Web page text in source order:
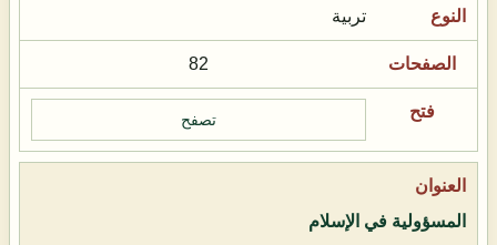
تربية
82
تصفح
المسؤولية في الإسلام